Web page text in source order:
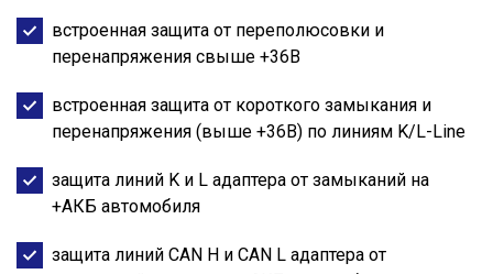
встроенная защита от переполюсовки и
перенапряжения свыше +36В
встроенная защита от короткого замыкания и
перенапряжения (выше +36В) по линиям K/L-Line
защита линий K и L адаптера от замыканий на
+АКБ автомобиля
защита линий CAN H и CAN L адаптера от